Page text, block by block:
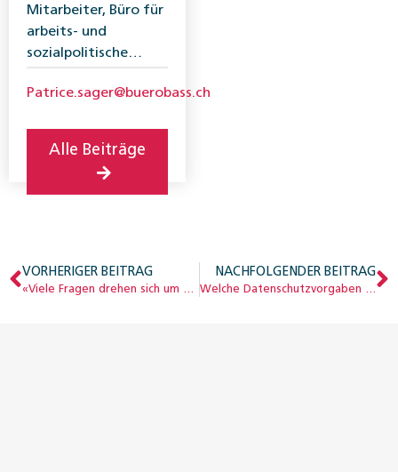
Mitarbeiter, Büro für
arbeits- und
sozialpolitische
Patrice.sager@buerobass.ch
Alle Beiträge
VORHERIGER BEITRAG
«Viele Fragen drehen sich um die Altersvorsorge»
NACHFOLGENDER BEITRAG
Welche Datenschutzvorgaben gelten für Bundesorgane?